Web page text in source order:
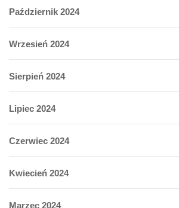
Październik 2024
Wrzesień 2024
Sierpień 2024
Lipiec 2024
Czerwiec 2024
Kwiecień 2024
Marzec 2024